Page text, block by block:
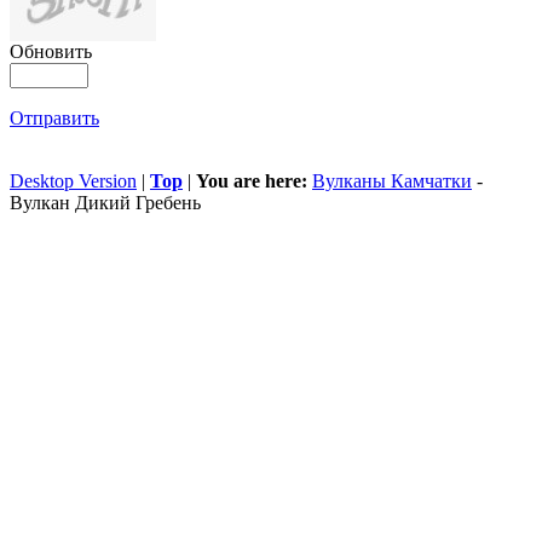
Обновить
Отправить
Desktop Version | Top | You are here: Вулканы Камчатки -
Вулкан Дикий Гребень